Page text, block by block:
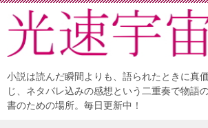
小説は読んだ瞬間よりも、語られたときに真
じ、ネタバレ込みの感想という二重奏で物語
書のための場所。毎日更新中！